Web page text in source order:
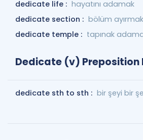
dedicate life : hayatını adamak
dedicate section : bölüm ayırmak
dedicate temple : tapınak
Dedicate (v) Preposition
dedicate sth to sth : bir şeyi bir